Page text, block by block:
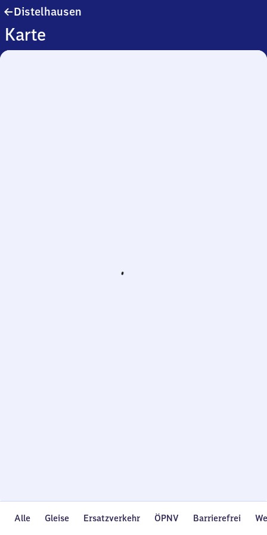
Distelhausen
Karte
Alle Gleise Ersatzverkehr ÖPNV Barrierefrei